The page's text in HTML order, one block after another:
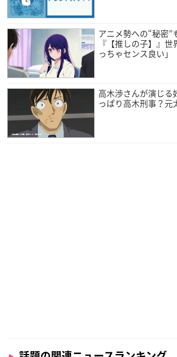
アニメ勢への“秘密
『【推しの子】』
っちゃセンス良い」
高木渉さんが演じる
っぱり高木刑事？元